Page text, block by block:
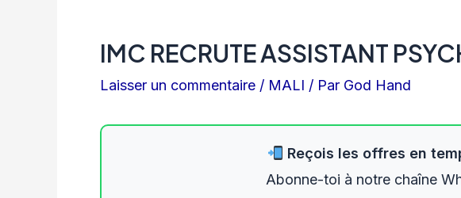
IMC RECRUTE ASSISTANT
Laisser un commentaire / MALI / Par God Hand
Reçois les offres en
Abonne-toi à notre chaîne